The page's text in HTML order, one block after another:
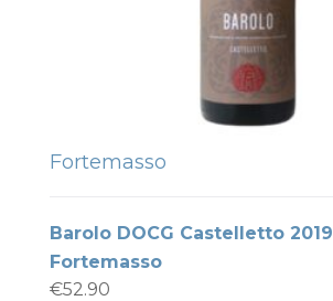
Fortemasso
Barolo DOCG Castelletto 2019
Fortemasso
€52.90